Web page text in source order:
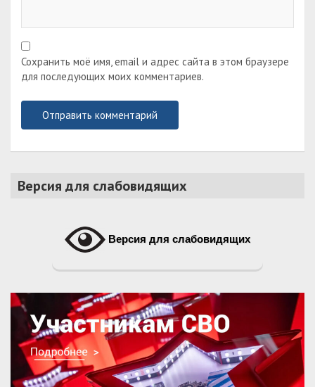
Сохранить моё имя, email и адрес сайта в этом браузере
для последующих моих комментариев.
Версия для слабовидящих
Версия для слабовидящих